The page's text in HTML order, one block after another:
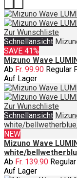
Zur Wunschliste
Schnellansicht
SAVE 41%
Mizuno Wave
Ab Fr. 99.90 Regular
Auf Lager
Zur Wunschliste
Schnellansicht
white/
NEW
Mizuno Wave
white/
Ab Fr. 139.90
Auf Lager